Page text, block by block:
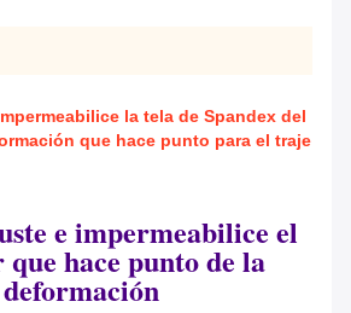
la tela de Spandex del
que hace punto para el traje
e impermeabilice el
hace punto de la
deformación